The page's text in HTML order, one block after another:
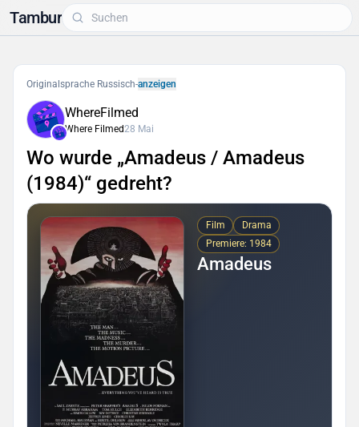
Tambur
Originalsprache Russisch-anzeigen
WhereFilmed
Where Filmed28 Mai
Wo wurde „Amadeus / Amadeus
(1984)“ gedreht?
Film
Drama
Premiere: 1984
Amadeus